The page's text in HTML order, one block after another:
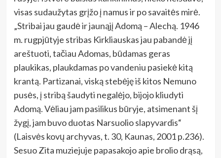
visas sudaužytas grįžo į namus ir po savaitės mirė.
„Stribai jau gaudė ir jaunąjį Adomą – Alechą. 1946
m. rugpjūtyje stribas Kirkliauskas jau pabandė jį
areštuoti, tačiau Adomas, būdamas geras
plaukikas, plaukdamas po vandeniu pasiekė kitą
krantą. Partizanai, viską stebėję iš kitos Nemuno
pusės, į stribą šaudyti negalėjo, bijojo kliudyti
Adomą. Vėliau jam pasilikus būryje, atsimenant šį
žygį, jam buvo duotas Narsuolio slapyvardis“
(Laisvės kovų archyvas, t. 30, Kaunas, 2001 p.236).
Sesuo Zita muziejuje papasakojo apie brolio drąsą,